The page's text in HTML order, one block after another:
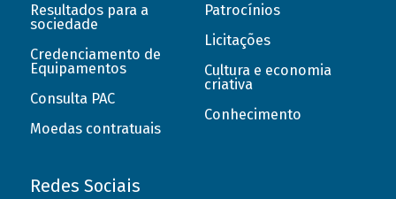
Resultados para a
sociedade
Credenciamento de
Equipamentos
Consulta PAC
Moedas contratuais
Patrocínios
Licitações
Cultura e economia
criativa
Conhecimento
Redes Sociais